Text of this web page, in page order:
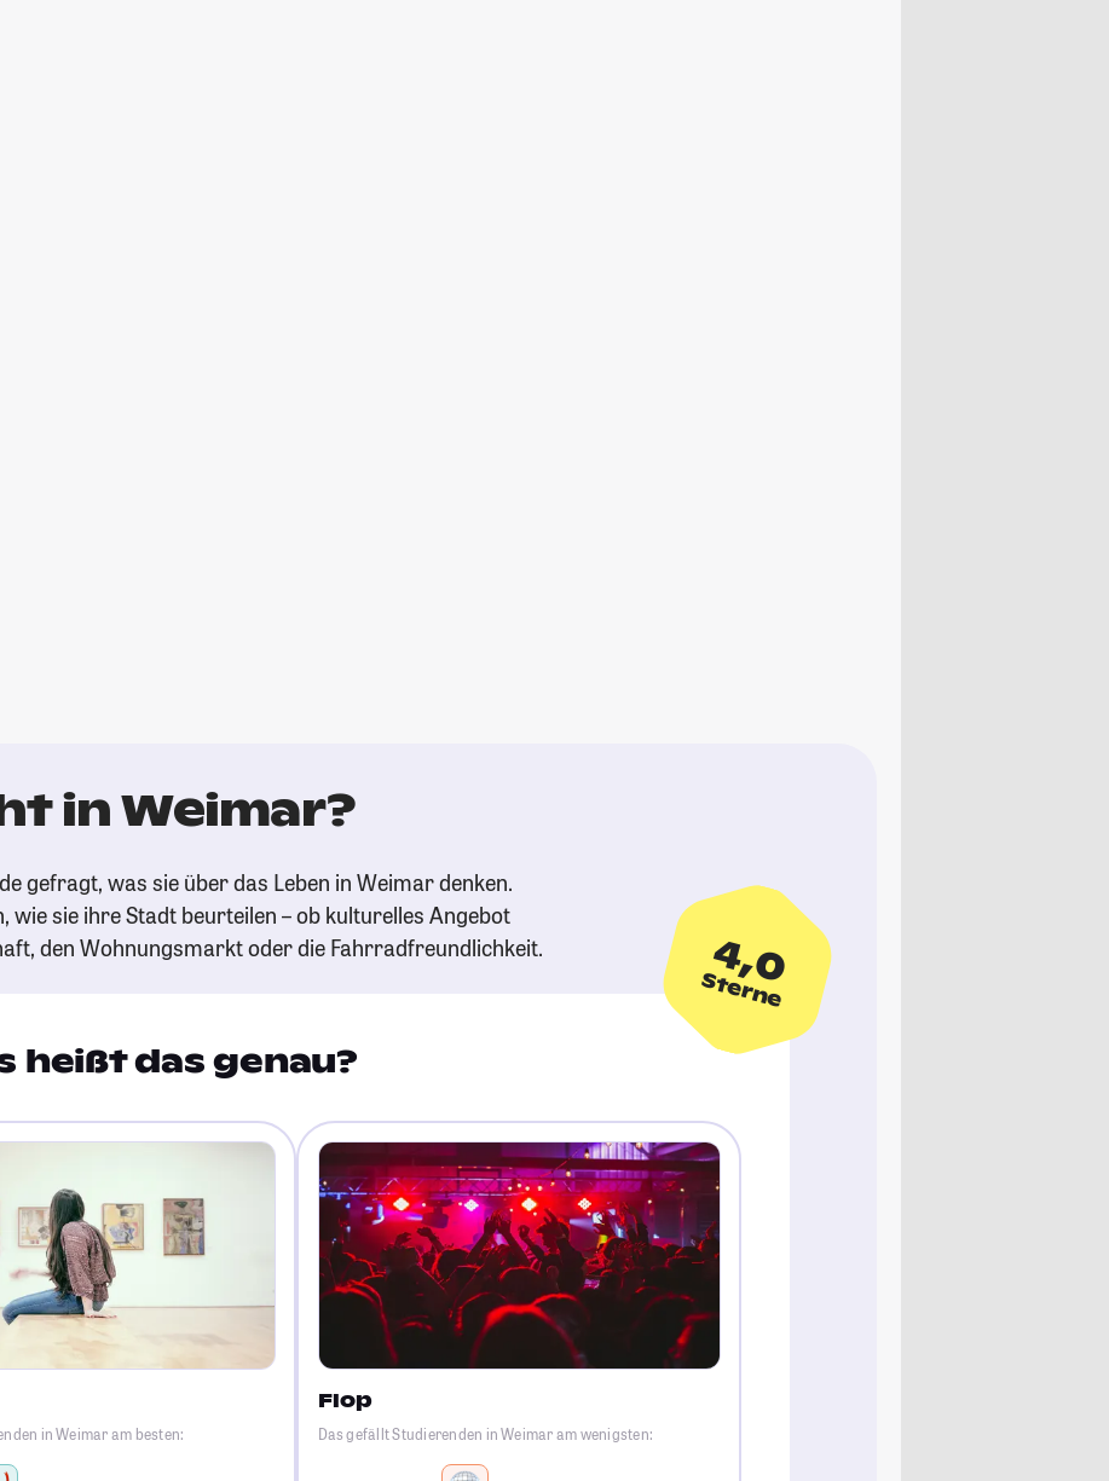
in Weimar?
gefragt, was sie über das Leben in Weimar denken.
wie sie ihre Stadt beurteilen – ob kulturelles Angebot
den Wohnungsmarkt oder die Fahrradfreundlichkeit.
4,0
Sterne
heißt das genau?
in Weimar am besten:
Flop
Das gefällt Studierenden in Weimar am wenigsten: